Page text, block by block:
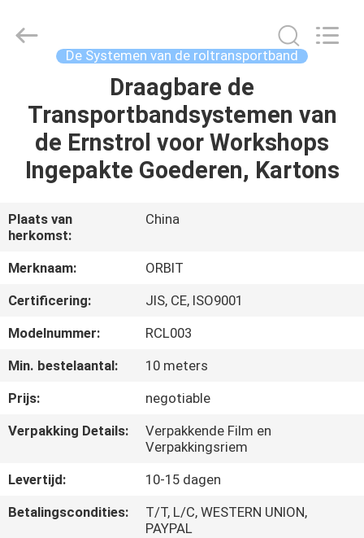
PRODUCTEN
ONGEVEER
ONS
FABRIEKSREIS
KWALITEITSCONTROLE
CONTACTEER
ONS
GEVALLEN
ORBIT
Metal
De Systemen van de roltransportband
Draagbare de
Transportbandsystemen van
de Ernstrol voor Workshops
Ingepakte Goederen, Kartons
Plaats van
herkomst:
China
Merknaam:
ORBIT
Certificering:
JIS, CE, ISO9001
Modelnummer:
RCL003
Min. bestelaantal:
10 meters
Prijs:
negotiable
Verpakking Details:
Verpakkende Film en
Verpakkingsriem
Levertijd:
10-15 dagen
Betalingscondities:
T/T, L/C, WESTERN UNION,
PAYPAL